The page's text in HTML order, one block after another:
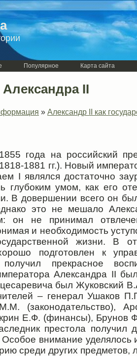
Популярное Карта сайта
II
» Александр II как
года на российский
1881 гг.). Новый
I являлся достаточно
глубоким умом, как его
В довершении всего он
это не мешало
он не принимал
и необходимость
жизни. В
подготовлен к
прекрасное
Александра II
был Жуковский
– генерал Ушаков
(законодательство),
Е.Ф. (финансы), Брунов
престола получил
внимание уделялось
среди других предметов,